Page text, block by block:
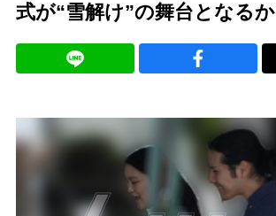
式が“雪解け”の舞台となるか